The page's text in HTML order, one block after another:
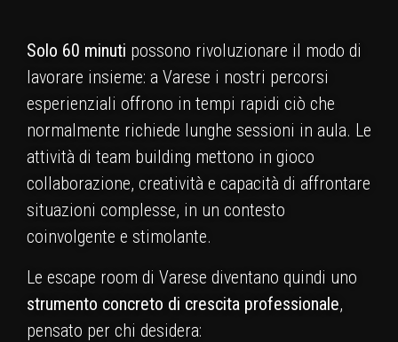
Solo 60 minuti possono rivoluzionare il modo di
lavorare insieme: a Varese i nostri percorsi
esperienziali offrono in tempi rapidi ciò che
normalmente richiede lunghe sessioni in aula. Le
attività di team building mettono in gioco
collaborazione, creatività e capacità di affrontare
situazioni complesse, in un contesto
coinvolgente e stimolante.
Le escape room di Varese diventano quindi uno
strumento concreto di crescita professionale,
pensato per chi desidera: